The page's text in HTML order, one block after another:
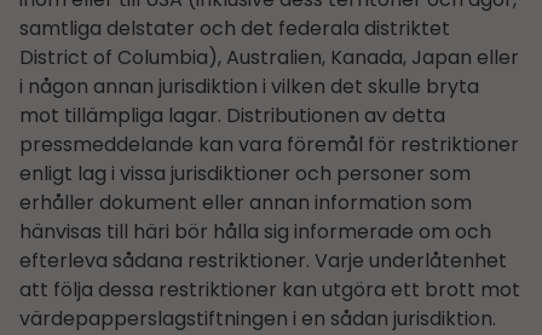
samtliga delstater och det federala distriktet
District of Columbia), Australien, Kanada, Japan eller
i någon annan jurisdiktion i vilken det skulle bryta
mot tillämpliga lagar. Distributionen av detta
pressmeddelande kan vara föremål för restriktioner
enligt lag i vissa jurisdiktioner och personer som
erhåller dokument eller annan information som
hänvisas till häri bör hålla sig informerade om och
efterleva sådana restriktioner. Varje underlåtenhet
att följa dessa restriktioner kan utgöra ett brott mot
värdepapperslagstiftningen i en sådan jurisdiktion.